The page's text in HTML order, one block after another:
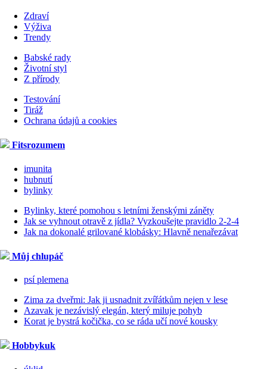
Zdraví
Výživa
Trendy
Babské rady
Životní styl
Z přírody
Testování
Tiráž
Ochrana údajů a cookies
Fitsrozumem
imunita
hubnutí
bylinky
Bylinky, které pomohou s letními ženskými záněty
Jak se vyhnout otravě z jídla? Vyzkoušejte pravidlo 2-2-4
Jak na dokonalé grilované klobásky: Hlavně nenařezávat
Můj chlupáč
psí plemena
Zima za dveřmi: Jak ji usnadnit zvířátkům nejen v lese
Azavak je nezávislý elegán, který miluje pohyb
Korat je bystrá kočička, co se ráda učí nové kousky
Hobbykuk